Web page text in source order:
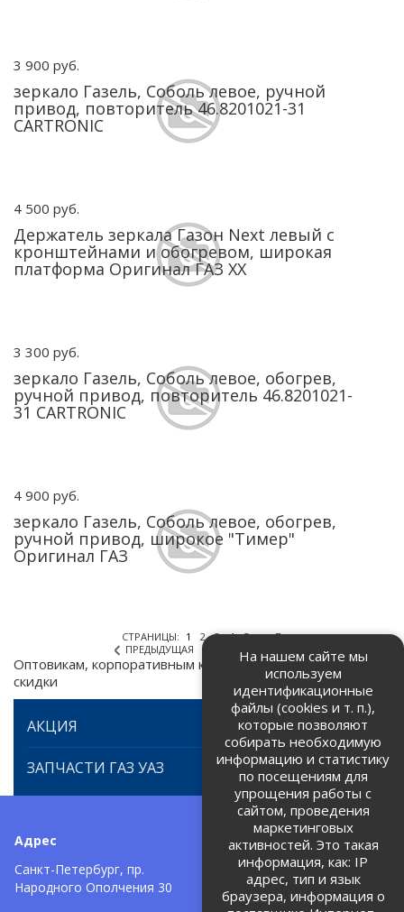
3 900 руб.
зеркало Газель, Соболь левое, ручной
привод, повторитель 46.8201021-31
CARTRONIC
4 500 руб.
Держатель зеркала Газон Next левый с
кронштейнами и обогревом, широкая
платформа Оригинал ГАЗ ХХ
3 300 руб.
зеркало Газель, Соболь левое, обогрев,
ручной привод, повторитель 46.8201021-
31 CARTRONIC
4 900 руб.
зеркало Газель, Соболь левое, обогрев,
ручной привод, широкое "Тимер"
Оригинал ГАЗ
СТРАНИЦЫ: 1 2 3 4 5 ...
7
ПРЕДЫДУЩАЯ
СЛЕДУЮЩАЯ
Оптовикам, корпоративным клиентам предоставляем
скидки
АКЦИЯ
ЗАПЧАСТИ ГАЗ УАЗ
Адрес
Санкт-Петербург, пр.
Народного Ополчения 30
Телефоны:
+7 (812) 971-42-42
Политика об обработке и
защите персональных данных
На нашем сайте мы
используем
идентификационные
файлы (cookies и т. п.),
которые позволяют
собирать необходимую
информацию и статистику
по посещениям для
упрощения работы с
сайтом, проведения
маркетинговых
активностей. Это такая
информация, как: IP
адрес, тип и язык
браузера, информация о